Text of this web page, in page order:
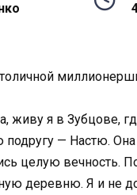
живу я в Зубцове,
подругу — Настю.
целую вечность.
деревню. Я и не